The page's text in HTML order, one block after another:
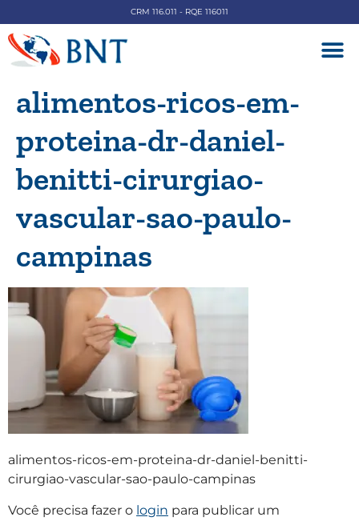
CRM 116.011 - RQE 116011
alimentos-ricos-em-
proteina-dr-daniel-
benitti-cirurgiao-
vascular-sao-paulo-
campinas
alimentos-ricos-em-proteina-dr-daniel-benitti-
cirurgiao-vascular-sao-paulo-campinas
Você precisa fazer o login para publicar um